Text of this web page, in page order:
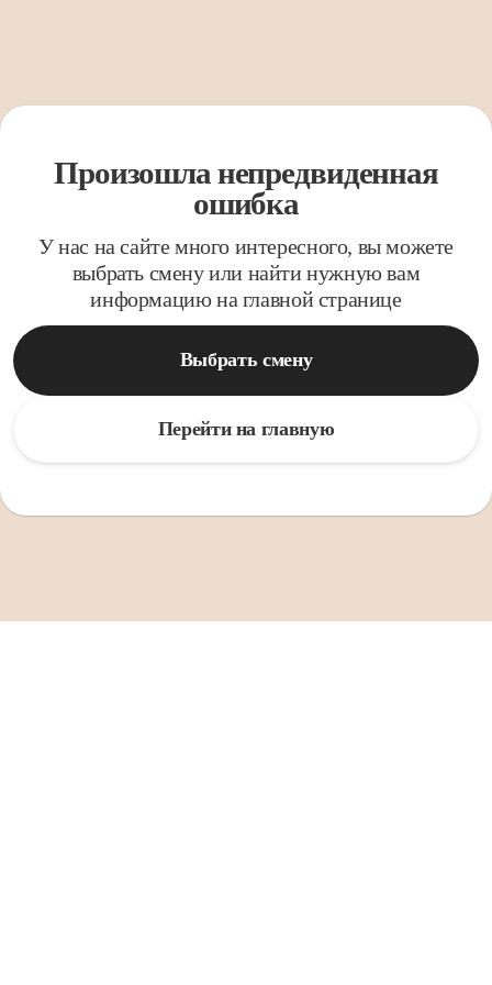
Произошла непредвиденная
ошибка
У нас на сайте много интересного, вы можете
выбрать смену или найти нужную вам
информацию на главной странице
Выбрать смену
Перейти на главную